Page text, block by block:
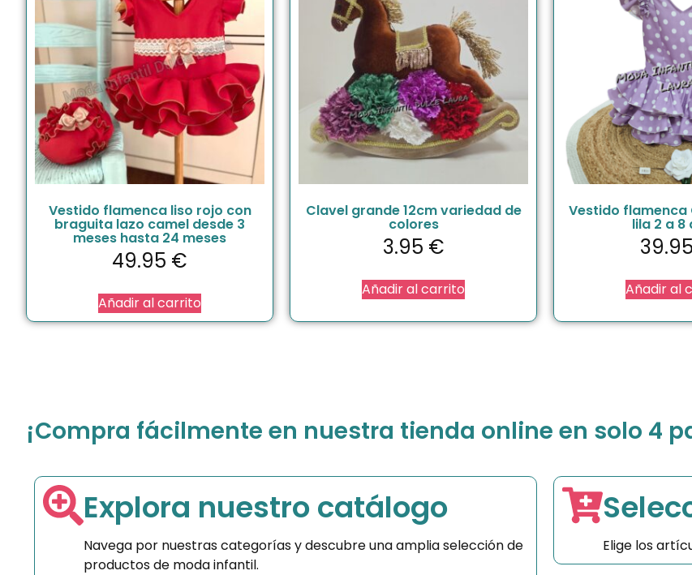
Vestido flamenca liso rojo con
braguita lazo camel desde 3
meses hasta 24 meses
49.95 €
Añadir al carrito
Clavel grande 12cm variedad de
colores
3.95 €
Añadir al carrito
Vestido flamenca
lila 2 a 8
39.95
Añadir al
¡Compra fácilmente en nuestra tienda online en solo 4
Explora nuestro catálogo
Navega por nuestras categorías y descubre una amplia selección de
productos de moda infantil.
Elige los